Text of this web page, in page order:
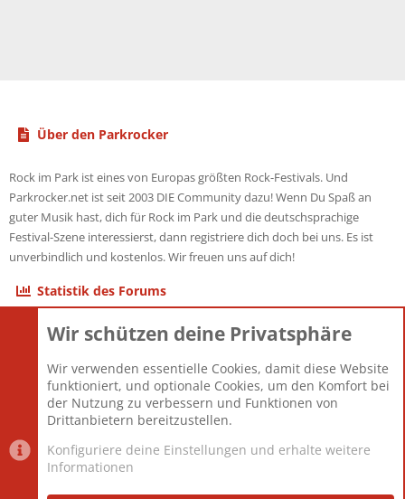
Über den Parkrocker
Rock im Park ist eines von Europas größten Rock-Festivals. Und
Parkrocker.net ist seit 2003 DIE Community dazu! Wenn Du Spaß an
guter Musik hast, dich für Rock im Park und die deutschsprachige
Festival-Szene interessierst, dann registriere dich doch bei uns. Es ist
unverbindlich und kostenlos. Wir freuen uns auf dich!
Statistik des Forums
Themen
Mitglieder
12.426
Neuestes Mitglied
nabulamisika
Wir schützen deine Privatsphäre
Wir verwenden essentielle Cookies, damit diese Website
funktioniert, und optionale Cookies, um den Komfort bei
der Nutzung zu verbessern und Funktionen von
Drittanbietern bereitzustellen.
Konfiguriere deine Einstellungen und erhalte weitere
Informationen